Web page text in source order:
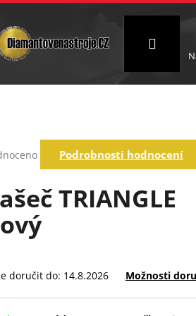
Brusné a leštící
Podrobnosti hodnocení
TRIANGLE
doručit do: 14.8.2026 Možnosti